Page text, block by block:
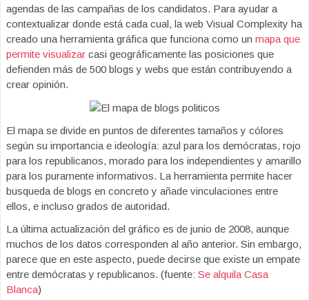
agendas de las campañas de los candidatos. Para ayudar a
contextualizar donde está cada cual, la web Visual Complexity ha
creado una herramienta gráfica que funciona como un mapa que
permite visualizar casi geográficamente las posiciones que
defienden más de 500 blogs y webs que están contribuyendo a
crear opinión.
El mapa se divide en puntos de diferentes tamaños y cólores
según su importancia e ideología: azul para los demócratas, rojo
para los republicanos, morado para los independientes y amarillo
para los puramente informativos. La herramienta permite hacer
busqueda de blogs en concreto y añade vinculaciones entre
ellos, e incluso grados de autoridad.
La última actualización del gráfico es de junio de 2008, aunque
muchos de los datos corresponden al año anterior. Sin embargo,
parece que en este aspecto, puede decirse que existe un empate
entre demócratas y republicanos. (fuente: Se alquila Casa
Blanca)